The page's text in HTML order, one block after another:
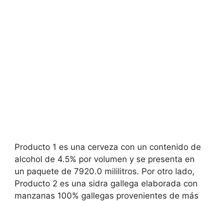
Producto 1 es una cerveza con un contenido de
alcohol de 4.5% por volumen y se presenta en
un paquete de 7920.0 mililitros. Por otro lado,
Producto 2 es una sidra gallega elaborada con
manzanas 100% gallegas provenientes de más